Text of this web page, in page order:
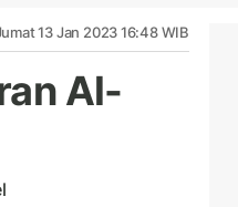
13 Jan 2023 16:48 WIB
Al-